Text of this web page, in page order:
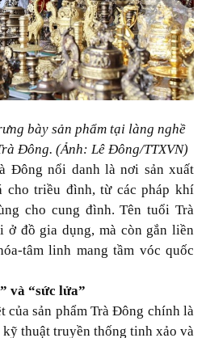
bày sản phẩm tại làng nghề
Đông. (Ảnh: Lê Đông/TTXVN)
Đông nổi danh là nơi sản xuất
cho triều đình, từ các pháp khí
cho cung đình. Tên tuổi Trà
đồ gia dụng, mà còn gắn liền
tâm linh mang tầm vóc quốc
và “sức lửa”
của sản phẩm Trà Đông chính là
thuật truyền thống tinh xảo và